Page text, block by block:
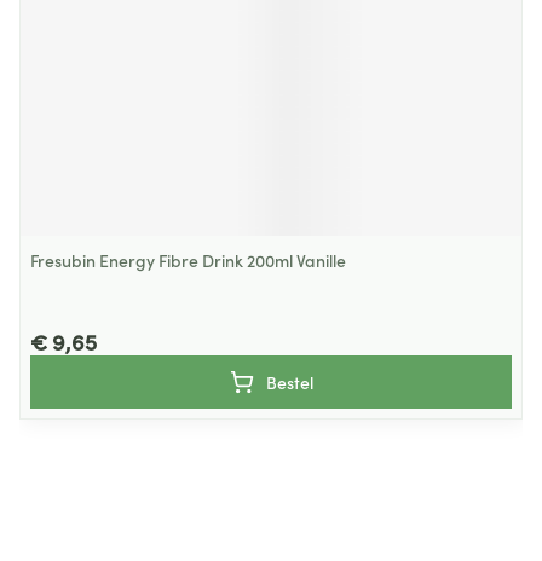
Fresubin Energy Fibre Drink 200ml Vanille
€ 9,65
Bestel